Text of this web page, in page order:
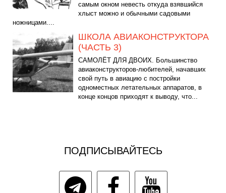
самым окном невесть откуда взявшийся
хлыст можно и обычными садовыми
ножницами....
ШКОЛА АВИАКОНСТРУКТОРА
(ЧАСТЬ 3)
САМОЛЁТ ДЛЯ ДВОИХ. Большинство
авиаконструкторов-любителей, начавших
свой путь в авиацию с постройки
одноместных летательных аппаратов, в
конце концов приходят к выводу, что...
ПОДПИСЫВАЙТЕСЬ